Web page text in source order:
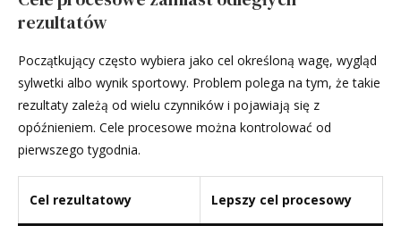
rezultatów
Początkujący często wybiera jako cel określoną wagę, wygląd
sylwetki albo wynik sportowy. Problem polega na tym, że takie
rezultaty zależą od wielu czynników i pojawiają się z
opóźnieniem. Cele procesowe można kontrolować od
pierwszego tygodnia.
Cel rezultatowy Lepszy cel procesowy